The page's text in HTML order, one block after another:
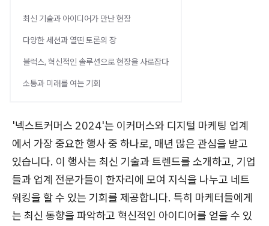
최신 기술과 아이디어가 만난 현장
다양한 세션과 열띤 토론의 장
블럭스, 혁신적인 솔루션으로 현장을 사로잡다
소통과 미래를 여는 기회
'넥스트커머스 2024'는 이커머스와 디지털 마케팅 업계
에서 가장 중요한 행사 중 하나로, 매년 많은 관심을 받고
있습니다. 이 행사는 최신 기술과 트렌드를 소개하고, 기업
들과 업계 전문가들이 한자리에 모여 지식을 나누고 네트
워킹을 할 수 있는 기회를 제공합니다. 특히 마케터들에게
는 최신 동향을 파악하고 혁신적인 아이디어를 얻을 수 있